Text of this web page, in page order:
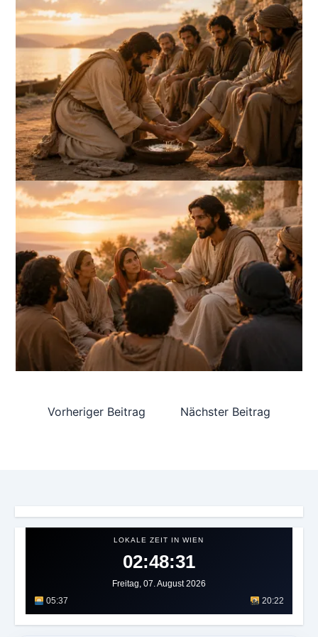
Vorheriger Beitrag Nächster Beitrag
LOKALE ZEIT IN WIEN
02:48:34
Freitag, 07. August 2026
05:37
20:22